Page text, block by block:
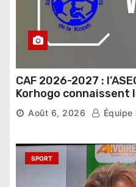
CAF 2026-2027 :
Korhogo connaissent
phase de groupes
Août 6, 2026 Équipe
SPORT